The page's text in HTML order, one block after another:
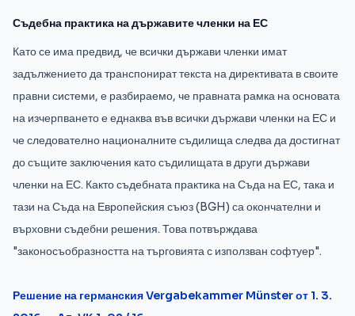
Съдебна практика на държавите членки на ЕС
Като се има предвид, че всички държави членки имат
задължението да транспонират текста на директивата в своите
правни системи, е разбираемо, че правната рамка на основата
на изчерпването е еднаква във всички държави членки на ЕС и
че следователно националните съдилища следва да достигнат
до същите заключения като съдилищата в други държави
членки на ЕС. Както съдебната практика на Съда на ЕС, така и
тази на Съда на Европейския съюз (BGH) са окончателни и
върховни съдебни решения. Това потвърждава
"законосъобразността на търговията с използван софтуер".
Решение на германския Vergabekammer Münster от 1. 3.